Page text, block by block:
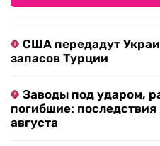
США передадут
запасов Турции
Заводы под ударом,
погибшие:
августа